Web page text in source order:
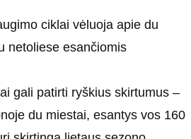
ciklai vėluoja apie du
netoliese esančiomis
gali patirti ryškius skirtumus –
du miestai, esantys vos 160